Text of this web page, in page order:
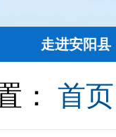
走进安阳县
： 首页